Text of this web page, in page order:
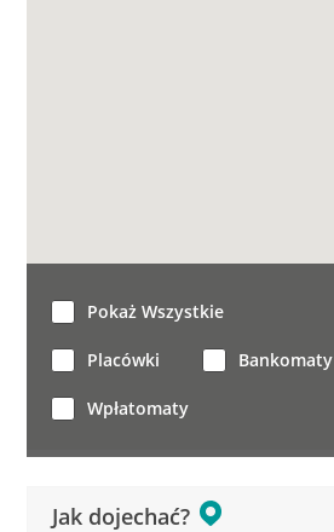
Jak dojechać?
Pokaż Wszystkie
Placówki Bankomaty
Wpłatomaty